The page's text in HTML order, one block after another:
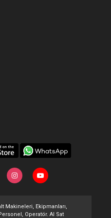
Makineleri, Ekipmanları,
Operatör. Al Sat